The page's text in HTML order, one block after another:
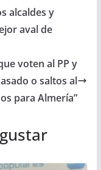
alcaldes y
aval de
voten al PP y
o saltos al
para Almería”